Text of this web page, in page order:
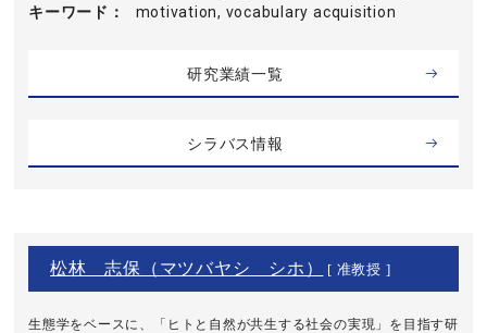
キーワード
motivation, vocabulary acquisition
研究業績一覧
シラバス情報
松林 志保（マツバヤシ シホ） [ 准教授 ]
生態学をベースに、「ヒトと自然が共生する社会の実現」を目指す研